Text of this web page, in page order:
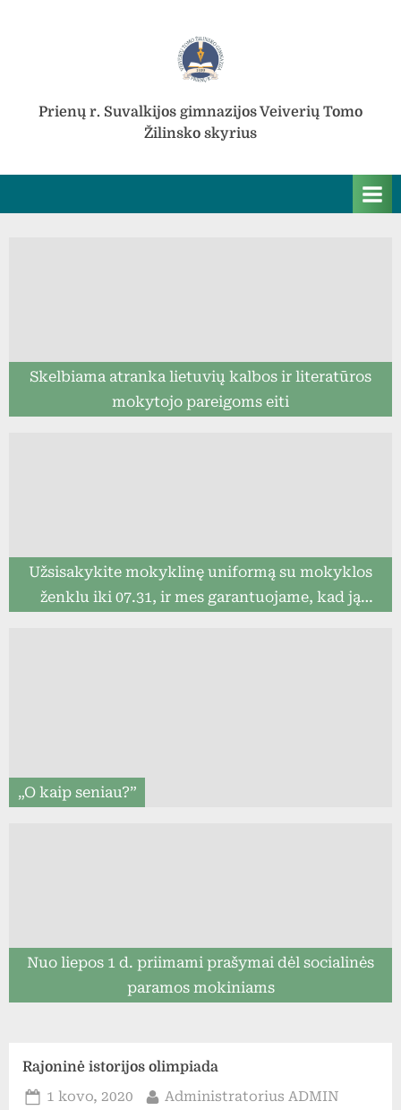
Prienų r. Suvalkijos gimnazijos Veiverių Tomo
Žilinsko skyrius
Skelbiama atranka lietuvių kalbos ir literatūros
mokytojo pareigoms eiti
Užsisakykite mokyklinę uniformą su mokyklos
ženklu iki 07.31, ir mes garantuojame, kad ją
„O kaip seniau?”
Nuo liepos 1 d. priimami prašymai dėl socialinės
paramos mokiniams
Rajoninė istorijos olimpiada
Posted
1 kovo, 2020 By
Administratorius ADMIN